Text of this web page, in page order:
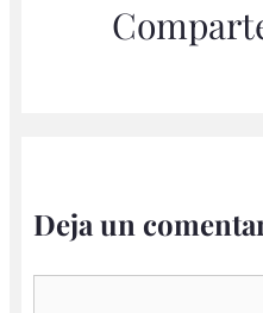
Deja un